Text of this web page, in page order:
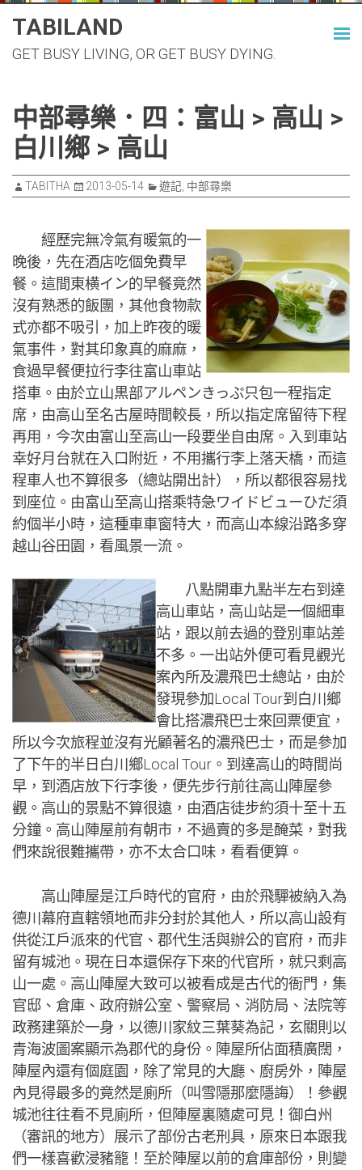
content
TABILAND
GET BUSY LIVING, OR GET BUSY DYING.
中部尋樂．四：富山 > 高山 >
白川鄉 > 高山
TABITHA 2013-05-14 遊記 中部尋樂
經歷完無冷氣有暖氣的一
晚後，先在酒店吃個免費早
餐。這間東横イン的早餐竟然
沒有熟悉的飯團，其他食物款
式亦都不吸引，加上昨夜的暖
氣事件，對其印象真的麻麻，
食過早餐便拉行李往富山車站
搭車。由於立山黒部アルペンきっぷ只包一程指定
席，由高山至名古屋時間較長，所以指定席留待下程
再用，今次由富山至高山一段要坐自由席。入到車站
幸好月台就在入口附近，不用攜行李上落天橋，而這
程車人也不算很多（總站開出計），所以都很容易找
到座位。由富山至高山搭乘特急ワイドビューひだ須
約個半小時，這種車車窗特大，而高山本線沿路多穿
越山谷田園，看風景一流。
八點開車九點半左右到達
高山車站，高山站是一個細車
站，跟以前去過的登別車站差
不多。一出站外便可看見觀光
案內所及濃飛巴士總站，由於
發現參加Local Tour到白川鄉
會比搭濃飛巴士來回票便宜，
所以今次旅程並沒有光顧著名的濃飛巴士，而是參加
了下午的半日白川鄉Local Tour。到達高山的時間尚
早，到酒店放下行李後，便先步行前往高山陣屋參
觀。高山的景點不算很遠，由酒店徒步約須十至十五
分鐘。高山陣屋前有朝市，不過賣的多是醃菜，對我
們來說很難攜帶，亦不太合口味，看看便算。
高山陣屋是江戶時代的官府，由於飛驒被納入為
德川幕府直轄領地而非分封於其他人，所以高山設有
供從江戶派來的代官、郡代生活與辦公的官府，而非
留有城池。現在日本還保存下來的代官所，就只剩高
山一處。高山陣屋大致可以被看成是古代的衙門，集
官邸、倉庫、政府辦公室、警察局、消防局、法院等
政務建築於一身，以德川家紋三葉葵為記，玄關則以
青海波圖案顯示為郡代的身份。陣屋所佔面積廣闊，
陣屋內還有個庭園，除了常見的大廳、廚房外，陣屋
內見得最多的竟然是廁所（叫雪隱那麼隱誨）！參觀
城池往往看不見廁所，但陣屋裏隨處可見！御白州
（審訊的地方）展示了部份古老刑具，原來日本跟我
們一樣喜歡浸豬籠！至於陣屋以前的倉庫部份，則變